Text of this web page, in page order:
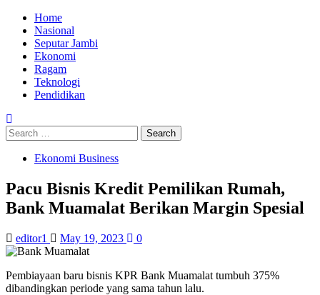
Skip
content
Primary
Menu
Home
Nasional
Seputar Jambi
Ekonomi
Ragam
Teknologi
Pendidikan
Search
for:
Ekonomi Business
Pacu Bisnis Kredit Pemilikan Rumah,
Bank Muamalat Berikan Margin Spesial
editor1 May 19, 2023 0
Pembiayaan baru bisnis KPR Bank Muamalat tumbuh 375%
dibandingkan periode yang sama tahun lalu.